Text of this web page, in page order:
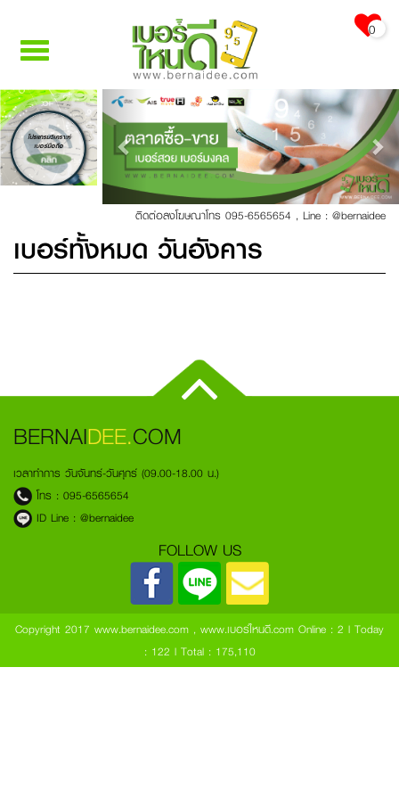
Toggle
0
โปรแกรมวิเคราะห์
เบอร์มือถือ
คลิก
Previous Next
ติดต่อลงโฆษณาโทร 095-6565654 , Line : @bernaidee
เบอร์ทั้งหมด วันอังคาร
BERNAIDEE.COM
เวลาทำการ วันจันทร์-วันศุกร์ (09.00-18.00 น.)
โทร : 095-6565654
ID Line : @bernaidee
FOLLOW US
Copyright 2017 www.bernaidee.com , www.เบอร์ไหนดี.com Online : 2 l Today
: 122 l Total : 175,110